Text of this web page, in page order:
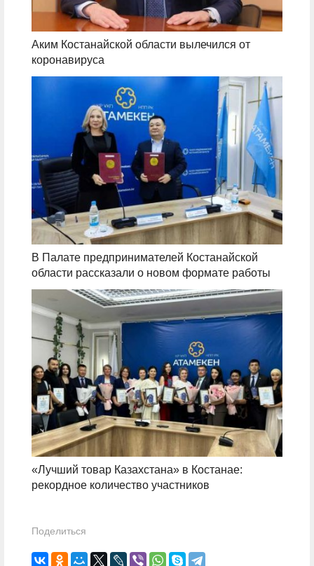
Аким Костанайской области вылечился от
коронавируса
В Палате предпринимателей Костанайской
области рассказали о новом формате работы
«Лучший товар Казахстана» в Костанае:
рекордное количество участников
Поделиться